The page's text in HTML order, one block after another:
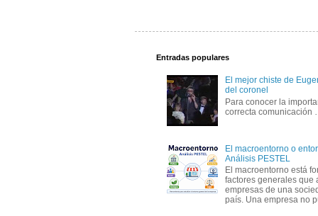
Entradas populares
El mejor chiste de
del coronel
Para conocer la
correcta
El macroentorno o
Análisis PESTEL
El macroentorno está
factores generales que
empresas de una
país. Una empresa no